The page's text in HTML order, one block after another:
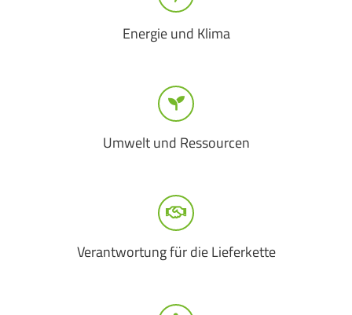
Energie und Klima
Umwelt und Ressourcen
Verantwortung für die Lieferkette